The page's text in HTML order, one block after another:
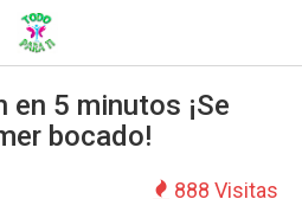
en 5 minutos ¡Se
bocado!
888 Visitas